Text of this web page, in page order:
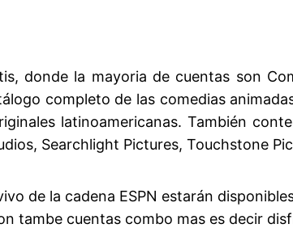
donde la mayoria de cuentas son
completo de las comedias
latinoamericanas. También
Searchlight Pictures, Touchstone
de la cadena ESPN estarán
tambe cuentas combo mas es decir